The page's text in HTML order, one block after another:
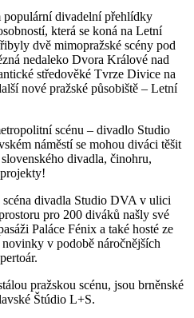
populární divadelní přehlídky
která se koná na Letní
dvě mimopražské scény pod
nedaleko Dvora Králové nad
středověké Tvrze Divice na
nové pražské působiště – Letní
scénu – divadlo Studio
náměstí se mohou diváci těšit
divadla, činohru,
divadla Studio DVA v ulici
pro 200 diváků našly své
Paláce Fénix a také hosté ze
v podobě náročnějších
pražskou scénu, jsou brněnské
Štúdio L+S.